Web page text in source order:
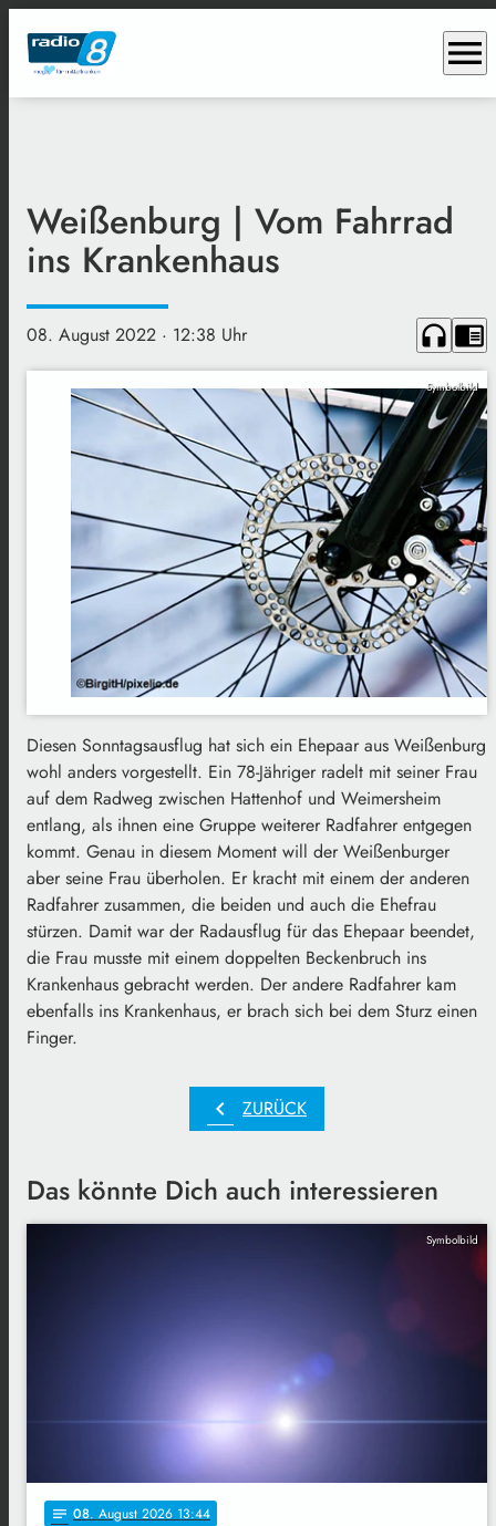
menu
Weißenburg | Vom Fahrrad
ins Krankenhaus
08. August 2022 · 12:38 Uhr headphones chrome_reader_mode
Symbolbild
Diesen Sonntagsausflug hat sich ein Ehepaar aus Weißenburg
wohl anders vorgestellt. Ein 78-Jähriger radelt mit seiner Frau
auf dem Radweg zwischen Hattenhof und Weimersheim
entlang, als ihnen eine Gruppe weiterer Radfahrer entgegen
kommt. Genau in diesem Moment will der Weißenburger
aber seine Frau überholen. Er kracht mit einem der anderen
Radfahrer zusammen, die beiden und auch die Ehefrau
stürzen. Damit war der Radausflug für das Ehepaar beendet,
die Frau musste mit einem doppelten Beckenbruch ins
Krankenhaus gebracht werden. Der andere Radfahrer kam
ebenfalls ins Krankenhaus, er brach sich bei dem Sturz einen
Finger.
chevron_left ZURÜCK
Das könnte Dich auch interessieren
Symbolbild
notes 08. August 2026 13:44